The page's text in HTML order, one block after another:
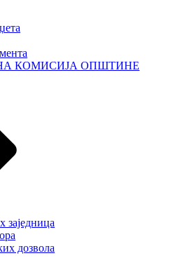
КОМИСИЈА ОПШТИНЕ
заједница
дозвола